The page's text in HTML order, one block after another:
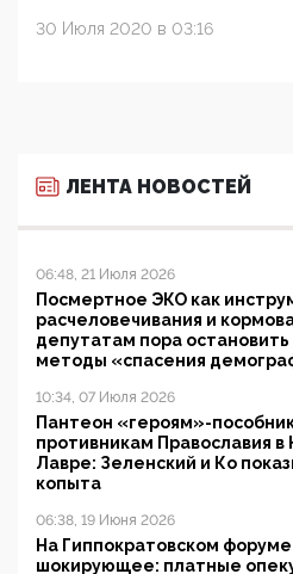
30 Июля 2020 в 03:16
ЛЕНТА НОВОСТЕЙ
06:48, 21 Июля 2026
Посмертное ЭКО как
расчеловечивания и
депутатам пора
методы «спасения
10:34, 07 Июля 2026
Пантеон «героям»-
противникам Православия
Лавре: Зеленский и Ко
копыта
06:38, 19 Июня 2026
На Гиппократовском форуме
шокирующее: платные